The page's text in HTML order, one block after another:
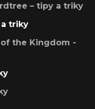
– tipy a triky
triky
the Kingdom -